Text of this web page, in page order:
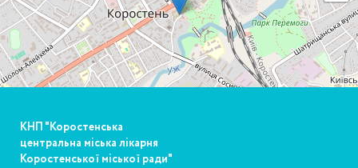
КНП "Коростенська
центральна міська лікарня
Коростенської міської ради"